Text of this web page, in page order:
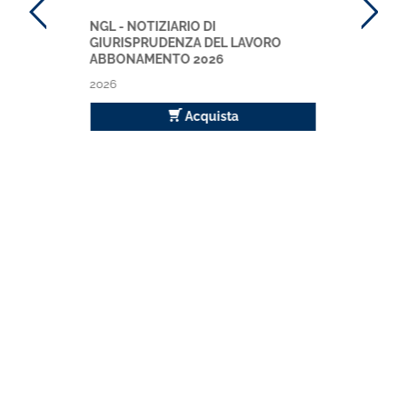
NGL - NOTIZIARIO DI
GIURISPRUDENZA DEL LAVORO
ABBONAMENTO 2026
2026
Acquista